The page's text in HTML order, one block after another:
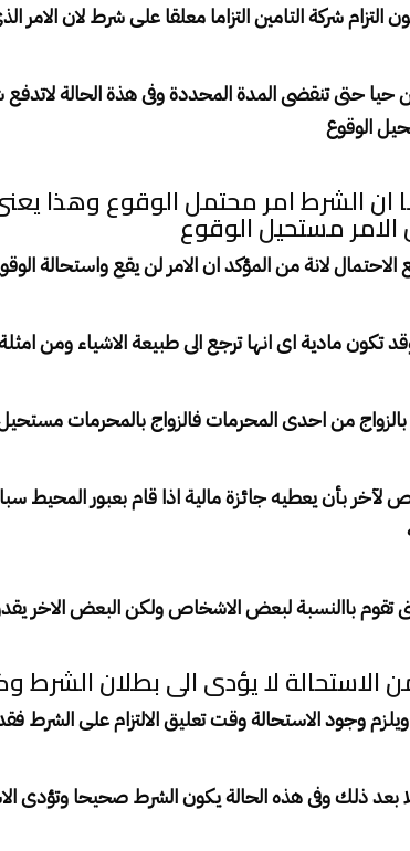
التزام شركة التامين التزاما معلقا على شرط لان الامر
حتى تنقضى المدة المحددة وفى هذة الحالة لاتدفع
الوقوع
ان الشرط امر محتمل الوقوع وهذا
الامر مستحيل الوقوع
لانة من المؤكد ان الامر لن يقع واستحالة
تكون مادية اى انها ترجع الى طبيعة الاشياء ومن امثلة
من احدى المحرمات فالزواج بالمحرمات مستحيل
بأن يعطيه جائزة مالية اذا قام بعبور المحيط
تقوم باالنسبة لبعض الاشخاص ولكن البعض الاخر
الاستحالة لا يؤدى الى بطلان الشرط
ويلزم وجود الاستحالة وقت تعليق الالتزام على
ذلك وفى هذه الحالة يكون الشرط صحيحا وتؤدى